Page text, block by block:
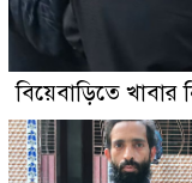
বিয়েবাড়িতে